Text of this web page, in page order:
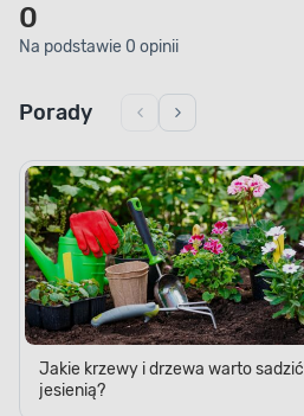
0
Na podstawie 0 opinii
Porady
Jakie krzewy i drzewa warto sadzić
jesienią?